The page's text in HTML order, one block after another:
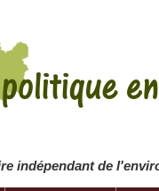
indépendant de